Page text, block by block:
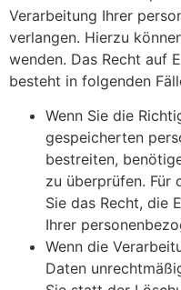
Verarbeitung Ihrer
verlangen. Hierzu
wenden. Das Recht auf
besteht in folgenden
Wenn Sie die
gespeicherten
bestreiten,
zu überprüfen. Für
Sie das Recht, die
Ihrer
Wenn die
Daten